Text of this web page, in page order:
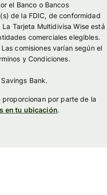
el Banco o Bancos
de la FDIC, de conformidad
Tarjeta Multidivisa Wise está
comerciales elegibles.
comisiones varían según el
y Condiciones.
Bank.
proporcionan por parte de la
en tu ubicación.